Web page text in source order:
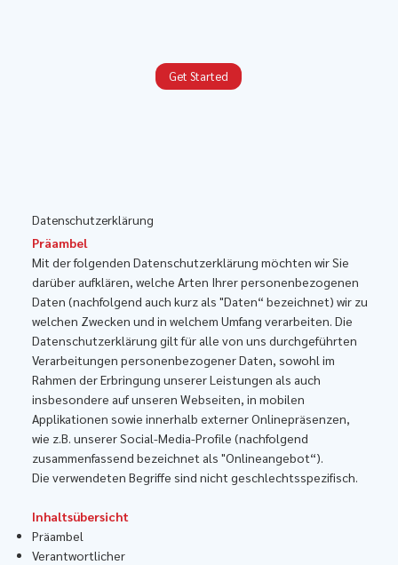
Get Started
Datenschutzerklärung
Präambel
Mit der folgenden Datenschutzerklärung möchten wir Sie
darüber aufklären, welche Arten Ihrer personenbezogenen
Daten (nachfolgend auch kurz als "Daten“ bezeichnet) wir zu
welchen Zwecken und in welchem Umfang verarbeiten. Die
Datenschutzerklärung gilt für alle von uns durchgeführten
Verarbeitungen personenbezogener Daten, sowohl im
Rahmen der Erbringung unserer Leistungen als auch
insbesondere auf unseren Webseiten, in mobilen
Applikationen sowie innerhalb externer Onlinepräsenzen,
wie z.B. unserer Social-Media-Profile (nachfolgend
zusammenfassend bezeichnet als "Onlineangebot“).
Die verwendeten Begriffe sind nicht geschlechtsspezifisch.
​Inhaltsübersicht
Präambel
Verantwortlicher